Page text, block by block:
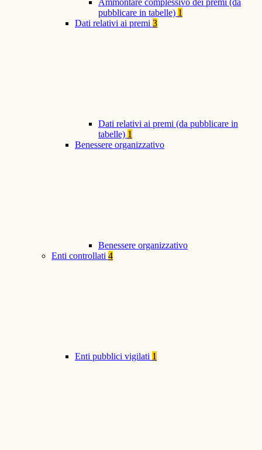
Ammontare complessivo dei premi (da
pubblicare in tabelle) 1
Dati relativi ai premi 3
Dati relativi ai premi (da pubblicare in
tabelle) 1
Benessere organizzativo
Benessere organizzativo
Enti controllati 4
Enti pubblici vigilati 1